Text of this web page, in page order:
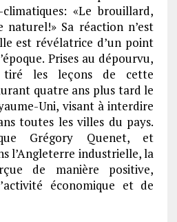
«Le brouillard,
naturel!» Sa réaction n’est
est révélatrice d’un point
Prises au dépourvu,
les leçons de cette
quatre ans plus tard le
Uni, visant à interdire
toutes les villes du pays.
Grégory Quenet, et
l’Angleterre industrielle, la
de manière positive,
économique et de